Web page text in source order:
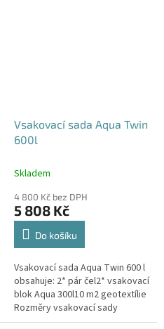
Vsakovací sada Aqua Twin
600l
Skladem
4 800 Kč bez DPH
5 808 Kč
Do košíku
Vsakovací sada Aqua Twin 600 l
obsahuje: 2* pár čel2* vsakovací
blok Aqua 300l10 m2 geotextílie
Rozměry vsakovací sady
120x80x104 cm Nosnost bloků